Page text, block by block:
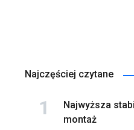
Najczęściej czytane
Najwyższa
montaż